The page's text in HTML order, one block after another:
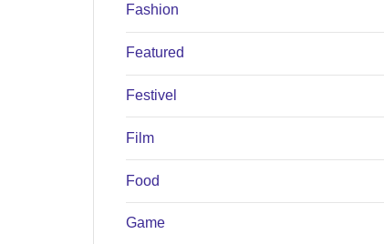
Fashion
Featured
Festivel
Film
Food
Game